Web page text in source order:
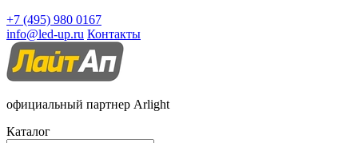
+7 (495) 980 0167
info@led-up.ru Контакты
официальный партнер Arlight
Каталог